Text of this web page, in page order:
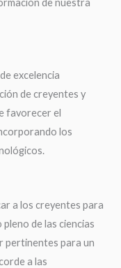
de nuestra
excelencia
de creyentes y
favorecer el
los
a los creyentes para
de las ciencias
pertinentes para un
a las